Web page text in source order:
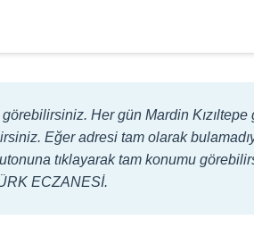
Her gün Mardin Kızıltepe
Eğer adresi tam olarak
tıklayarak tam konumu
ECZANESİ.